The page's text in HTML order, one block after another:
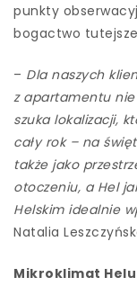
punkty
bogactwo
– Dla naszych
z apartamentu
szuka lokalizacji,
cały rok – na
także jako
otoczeniu, a Hel
Helskim idealnie
Natalia
Mikroklimat Helu